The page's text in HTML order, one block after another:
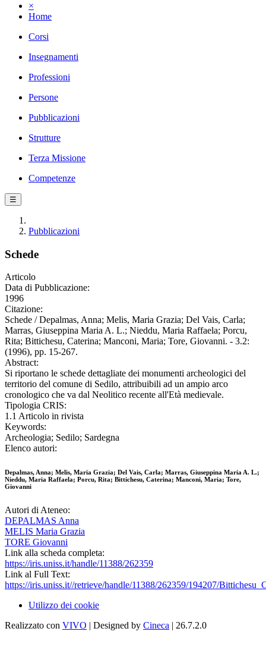
×
Home
Corsi
Insegnamenti
Professioni
Persone
Pubblicazioni
Strutture
Terza Missione
Competenze
☰
Pubblicazioni
Schede
Articolo
Data di Pubblicazione:
1996
Citazione:
Schede / Depalmas, Anna; Melis, Maria Grazia; Del Vais, Carla;
Marras, Giuseppina Maria A. L.; Nieddu, Maria Raffaela; Porcu,
Rita; Bittichesu, Caterina; Manconi, Maria; Tore, Giovanni. - 3.2:
(1996), pp. 15-267.
Abstract:
Si riportano le schede dettagliate dei monumenti archeologici del
territorio del comune di Sedilo, attribuibili ad un ampio arco
cronologico che va dal Neolitico recente all'Età medievale.
Tipologia CRIS:
1.1 Articolo in rivista
Keywords:
Archeologia; Sedilo; Sardegna
Elenco autori:
Depalmas, Anna; Melis, Maria Grazia; Del Vais, Carla; Marras, Giuseppina Maria A. L.;
Nieddu, Maria Raffaela; Porcu, Rita; Bittichesu, Caterina; Manconi, Maria; Tore,
Giovanni
Autori di Ateneo:
DEPALMAS Anna
MELIS Maria Grazia
TORE Giovanni
Link alla scheda completa:
https://iris.uniss.it/handle/11388/262359
Link al Full Text:
https://iris.uniss.it//retrieve/handle/11388/262359/194207/
Utilizzo dei cookie
Realizzato con VIVO | Designed by Cineca | 26.7.2.0